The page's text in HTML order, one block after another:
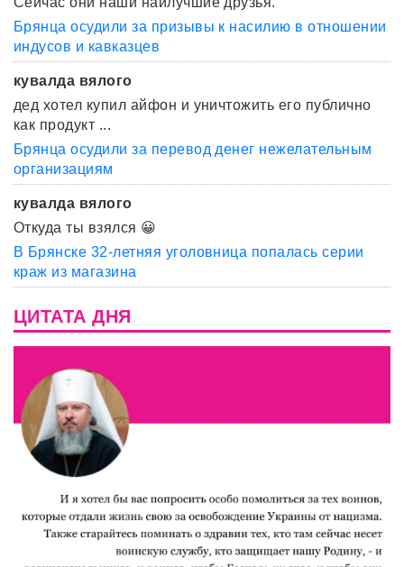
Брянца осудили за призывы к насилию в отношении
индусов и кавказцев
кувалда вялого
дед хотел купил айфон и уничтожить его публично
как продукт ...
Брянца осудили за перевод денег нежелательным
организациям
кувалда вялого
Откуда ты взялся 😀
В Брянске 32-летняя уголовница попалась серии
краж из магазина
ЦИТАТА ДНЯ